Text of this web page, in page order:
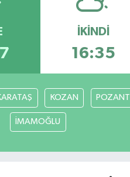
İKINDI
16:35
KOZAN POZANTI
İMAMOĞLU